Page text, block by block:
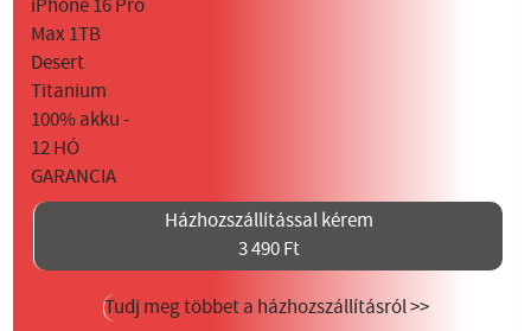
Házhozszállítással kérem
3 490 Ft
Tudj meg többet a házhozszállításról >>